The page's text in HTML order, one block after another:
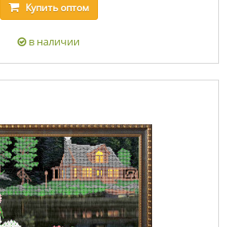
Купитьоптом
в наличии